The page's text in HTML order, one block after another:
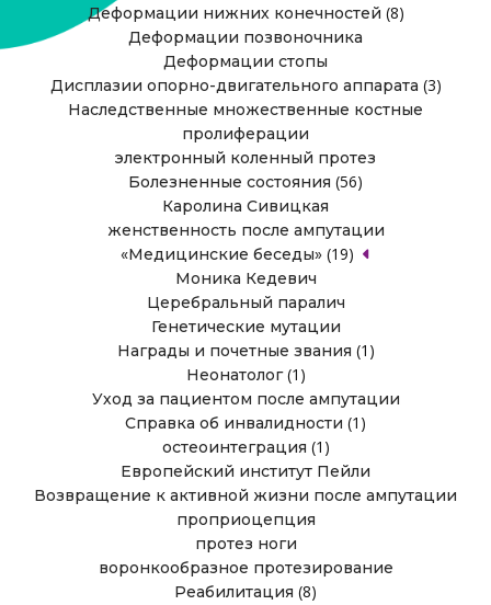
Деформации нижних конечностей (8)
Деформации позвоночника
Деформации стопы
Дисплазии опорно-двигательного аппарата (3)
Наследственные множественные костные
пролиферации
электронный коленный протез
Болезненные состояния (56)
Каролина Сивицкая
женственность после ампутации
«Медицинские беседы» (19)
Моника Кедевич
Церебральный паралич
Генетические мутации
Награды и почетные звания (1)
Неонатолог(1)
Уход за пациентом после ампутации
Справка об инвалидности (1)
остеоинтеграция (1)
Европейский институт Пейли
Возвращение к активной жизни после ампутации
проприоцепция
протез ноги
воронкообразное протезирование
Реабилитация (8)